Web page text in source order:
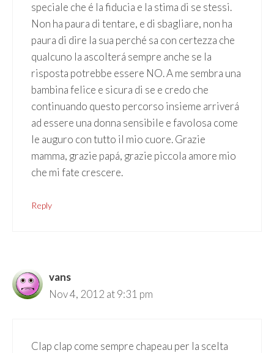
speciale che é la fiducia e la stima di se stessi.
Non ha paura di tentare, e di sbagliare, non ha
paura di dire la sua perché sa con certezza che
qualcuno la ascolterá sempre anche se la
risposta potrebbe essere NO. A me sembra una
bambina felice e sicura di se e credo che
continuando questo percorso insieme arriverá
ad essere una donna sensibile e favolosa come
le auguro con tutto il mio cuore. Grazie
mamma, grazie papá, grazie piccola amore mio
che mi fate crescere.
Reply
vans
Nov 4, 2012 at 9:31 pm
Clap clap come sempre chapeau per la scelta